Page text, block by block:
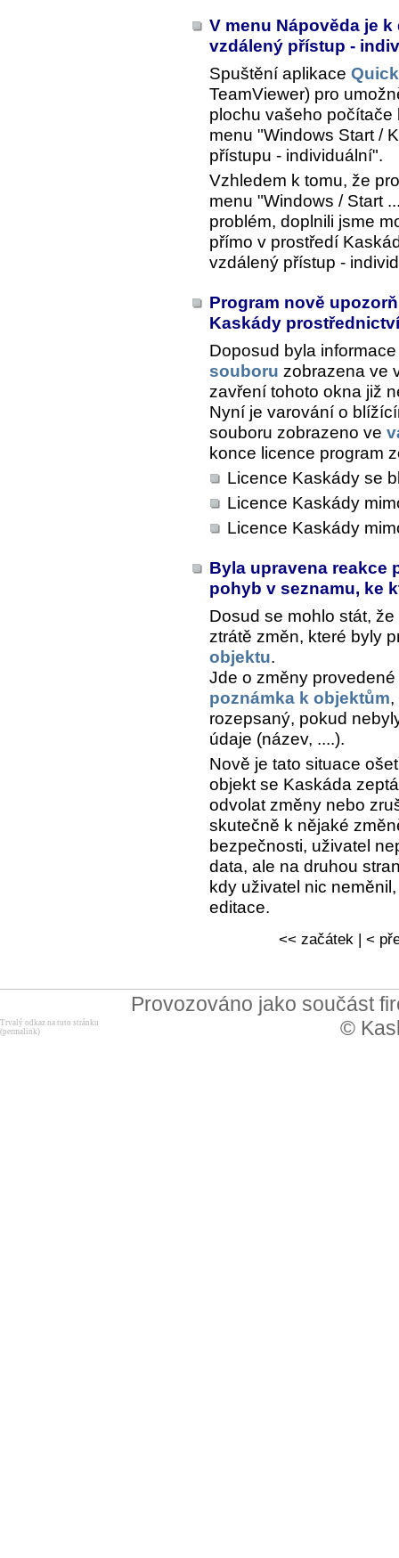
V menu Nápověda je
vzdálený přístup -
Spuštění aplikace
TeamViewer) pro
plochu vašeho
menu "Windows Start /
přístupu - individuální".
Vzhledem k tomu, že
menu "Windows / Start
problém, doplnili jsme
přímo v prostředí
vzdálený přístup -
Program nově
Kaskády
Doposud byla
souboru zobrazena ve
zavření tohoto okna již
Nyní je varování o
souboru zobrazeno ve
konce licence program
Licence Kaskády se
Licence Kaskády
Licence Kaskády
Byla upravena reakce
pohyb v seznamu, ke
Dosud se mohlo stát,
ztrátě změn, které byly
objektu.
Jde o změny
poznámka k objektům,
rozepsaný, pokud
údaje (název, ....).
Nově je tato situace
objekt se Kaskáda
odvolat změny nebo
skutečně k nějaké
bezpečnosti, uživatel
data, ale na druhou
kdy uživatel nic
editace.
<< začátek | <
Provozováno jako součást
©
Trvalý odkaz na tuto stránku
(permalink)